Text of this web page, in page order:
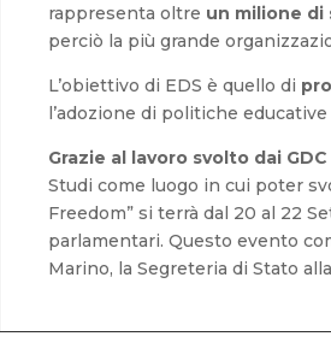
rappresenta oltre un milione
perciò la più grande
L’obiettivo di EDS è quello di
l’adozione di politiche
Grazie al lavoro svolto dai GDC
Studi come luogo in cui poter
Freedom” si terrà dal 20 al 22
parlamentari. Questo evento
Marino, la Segreteria di Stato